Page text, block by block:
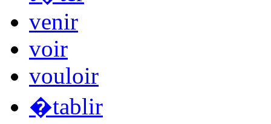
venir
voir
vouloir
�tablir